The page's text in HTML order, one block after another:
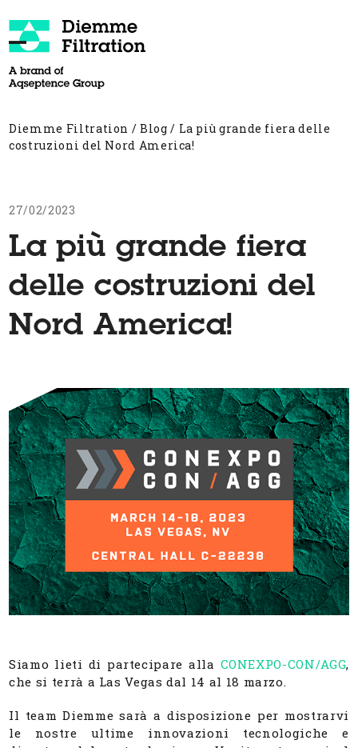
to
content
mobile
mobile
Diemme Filtration /Blog / La più grande fiera delle
costruzioni del Nord America!
27/02/2023
La più grande fiera
delle costruzioni del
Nord America!
Siamo lieti di partecipare alla CONEXPO-CON/AGG,
che si terrà a Las Vegas dal 14 al 18 marzo.
Il team Diemme sarà a disposizione per mostrarvi
le nostre ultime innovazioni tecnologiche e